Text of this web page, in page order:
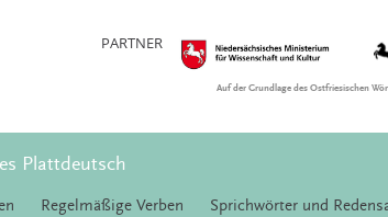
PARTNER
Auf der Grundlage des Ostfriesischen
Plattdeutsch
Regelmäßige Verben Sprichwörter und